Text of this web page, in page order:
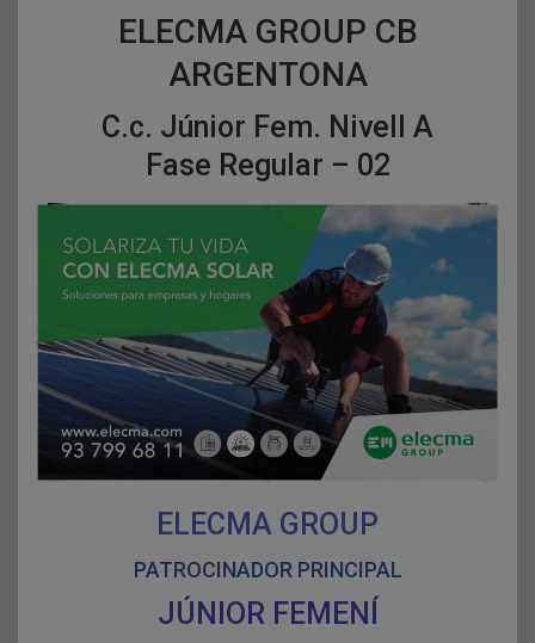
ELECMA GROUP CB
ARGENTONA
C.c. Júnior Fem. Nivell A
Fase Regular – 02
ELECMA GROUP
PATROCINADOR PRINCIPAL
JÚNIOR FEMENÍ